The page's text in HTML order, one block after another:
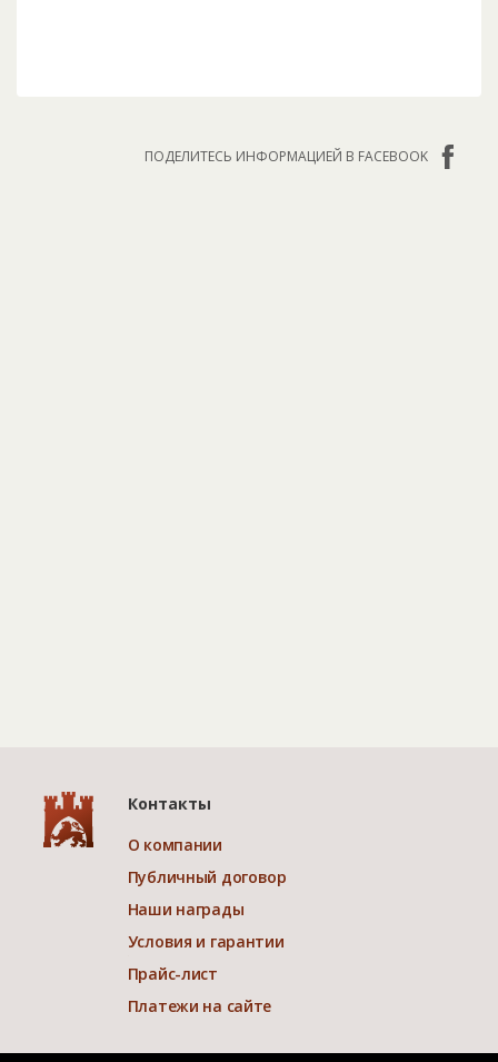
ПОДЕЛИТЕСЬ ИНФОРМАЦИЕЙ В FACEBOOK
Контакты
О компании
Публичный договор
Наши награды
Условия и гарантии
Прайс-лист
Платежи на сайте